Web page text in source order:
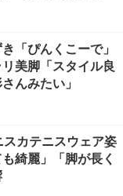
「ぴんくこーで」
美脚「スタイル良
んみたい」
カテニスウェア姿
綺麗」「脚が長く